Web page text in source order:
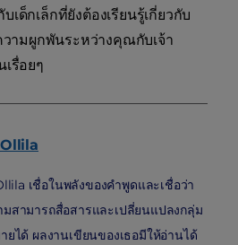
ด็กเล็กที่ยังต้องเรียนรู้เกี่ยวกับ
ามผูกพันระหว่างคุณกับเจ้า
รื่อยๆ
Ollila
เชื่อในพลังของคำพูดและเชื่อว่า
สามารถสื่อสารและเปลี่ยนแปลงกลุ่ม
ยได้ ผลงานเขียนของเธอมีให้อ่านได้